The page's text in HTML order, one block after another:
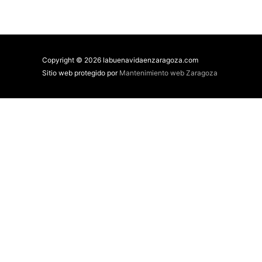
Copyright © 2026 labuenavidaenzaragoza.com
Sitio web protegido por Mantenimiento web Zaragoza